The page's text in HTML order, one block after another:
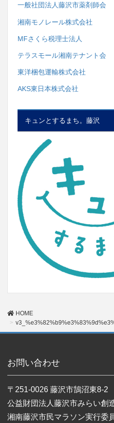
一般社団法人藤沢市薬剤師会
湘南モノレール株式会社
MFさくら税理士法人
テラスモール湘南テナント会
東洋梱包運輸株式会社
AKS東日本株式会社
キュンとするまち。藤沢
HOME
お問い合わせ
〒251-0026 藤沢市鵠沼東8-2
公益財団法人藤沢市みらい創
湘南藤沢市民マラソン実行委